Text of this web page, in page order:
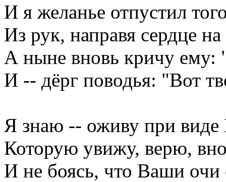
И я желанье отпустил
Из рук, направя сердце
А ныне вновь кричу ему:
И -- дёрг поводья: "Вот
Я знаю -- оживу при виде
Которую увижу, верю,
И не боясь, что Ваши очи